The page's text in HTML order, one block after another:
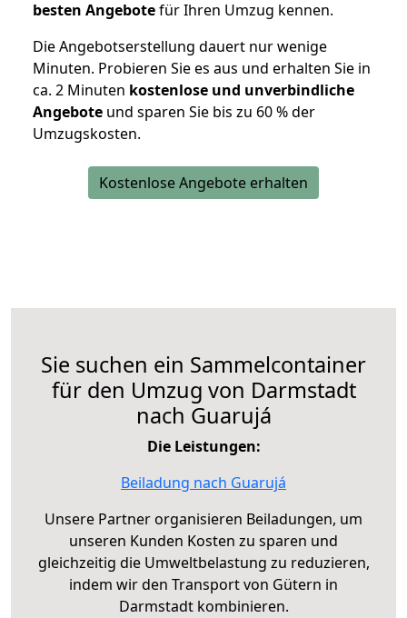
besten Angebotefür Ihren Umzug kennen.
Die Angebotserstellung dauert nur wenige
Minuten. Probieren Sie es aus und erhalten Sie in
ca. 2 Minuten kostenlose und unverbindliche
Angebote und sparen Sie bis zu 60 % der
Umzugskosten.
Kostenlose Angebote erhalten
Sie suchen ein Sammelcontainer
für den Umzug von Darmstadt
nach Guarujá
Die Leistungen:
Beiladung nach Guarujá
Unsere Partner organisieren Beiladungen, um
unseren Kunden Kosten zu sparen und
gleichzeitig die Umweltbelastung zu reduzieren,
indem wir den Transport von Gütern in
Darmstadt kombinieren.